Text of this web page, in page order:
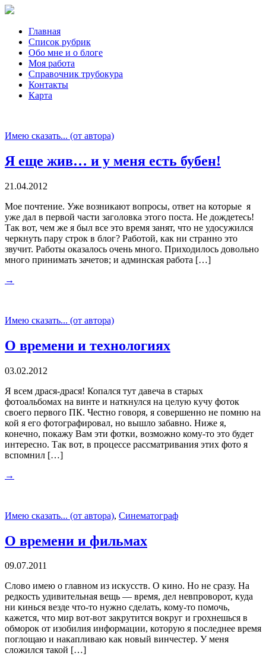
Главная
Список рубрик
Обо мне и о блоге
Моя работа
Справочник трубокура
Контакты
Карта
Имею сказать... (от автора)
Я еще жив… и у меня есть бубен!
21.04.2012
Мое почтение. Уже возникают вопросы, ответ на которые я
уже дал в первой части заголовка этого поста. Не дождетесь!
Так вот, чем же я был все это время занят, что не удосужился
черкнуть пару строк в блог? Работой, как ни странно это
звучит. Работы оказалось очень много. Приходилось довольно
много принимать зачетов; и админская работа […]
→
Имею сказать... (от автора)
О времени и технологиях
03.02.2012
Я всем драся-драся! Копался тут давеча в старых
фотоальбомах на винте и наткнулся на целую кучу фоток
своего первого ПК. Честно говоря, я совершенно не помню на
кой я его фотографировал, но вышло забавно. Ниже я,
конечно, покажу Вам эти фотки, возможно кому-то это будет
интересно. Так вот, в процессе рассматривания этих фото я
вспомнил […]
→
Имею сказать... (от автора), Синематограф
О времени и фильмах
09.07.2011
Слово имею о главном из искусств. О кино. Но не сразу. На
редкость удивительная вещь — время, дел невпроворот, куда
ни кинься везде что-то нужно сделать, кому-то помочь,
кажется, что мир вот-вот закрутится вокруг и грохнешься в
обморок от изобилия информации, которую я последнее время
поглощаю и накапливаю как новый винчестер. У меня
сложился такой […]